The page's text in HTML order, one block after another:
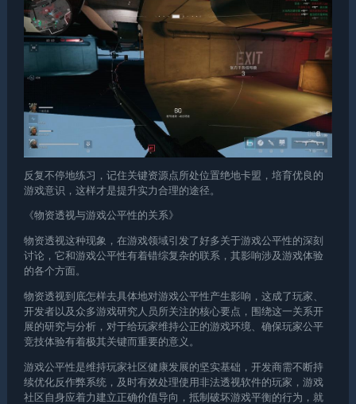
反复不停地练习，记住关键资源点所处位置绝地卡盟 ，培育优良的
游戏意识，这样才是提升实力合理的途径。
《物资透视与游戏公平性的关系》
物资透视这种现象，在游戏领域引发了好多关于游戏公平性的深刻
讨论，它和游戏公平性有着错综复杂的联系，其影响涉及游戏体验
的各个方面。
物资透视到底怎样去具体地对游戏公平性产生影响，这成了玩家、
开发者以及众多游戏研究人员所关注的核心要点，围绕这一关系开
展的研究与分析，对于给玩家维持公正的游戏环境、确保玩家公平
竞技体验有着极其关键而重要的意义。
游戏公平性是维持玩家社区健康发展的坚实基础，开发商需不断持
续优化反作弊系统，及时有效处理使用非法透视软件的玩家，游戏
社区自身应着力建立正确价值导向，抵制破坏游戏平衡的行为，就